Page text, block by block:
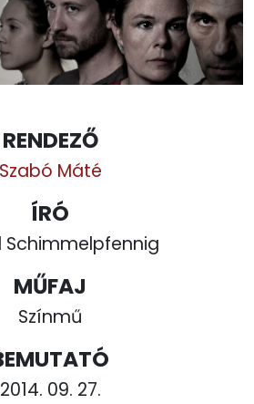
RENDEZŐ
Szabó Máté
ÍRÓ
Schimmelpfennig
MŰFAJ
Színmű
2014. 09. 27.